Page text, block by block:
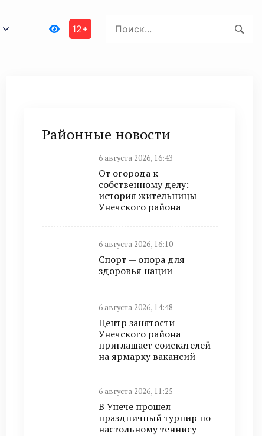
12+
Районные новости
6 августа 2026, 16:43
От огорода к
собственному делу:
история жительницы
Унечского района
6 августа 2026, 16:10
Спорт — опора для
здоровья нации
6 августа 2026, 14:48
Центр занятости
Унечского района
приглашает соискателей
на ярмарку вакансий
6 августа 2026, 11:25
В Унече прошел
праздничный турнир по
настольному теннису